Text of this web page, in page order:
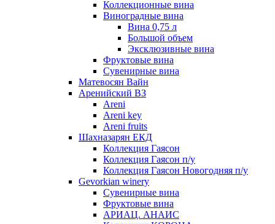
Коллекционные вина
Виноградные вина
Вина 0,75 л
Большой объем
Эксклюзивные вина
Фруктовые вина
Cувенирные вина
Матевосян Вайн
Аренийский ВЗ
Areni
Areni key
Areni fruits
Шахназарян ЕКД
Коллекция Гаясон
Коллекция Гаясон п/у
Коллекция Гаясон Новогодняя п/у
Gevorkian winery
Сувенирные вина
Фруктовые вина
АРИАЦ. АНАИС